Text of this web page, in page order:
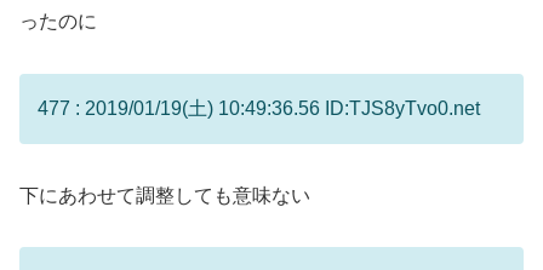
ったのに
477 : 2019/01/19(土) 10:49:36.56 ID:TJS8yTvo0.net
下にあわせて調整しても意味ない